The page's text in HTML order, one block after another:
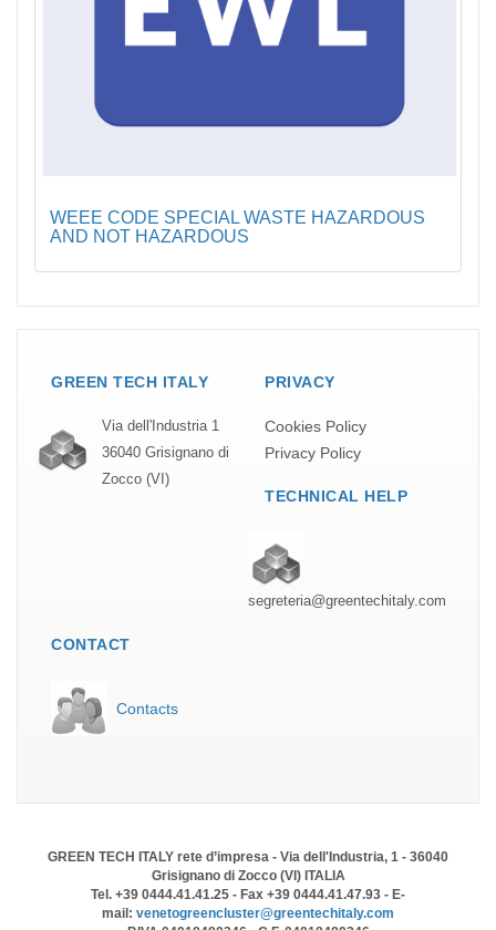
WEEE CODE SPECIAL WASTE HAZARDOUS
AND NOT HAZARDOUS
GREEN TECH ITALY
Via dell'Industria 1
36040 Grisignano di
Zocco (VI)
PRIVACY
Cookies Policy
Privacy Policy
TECHNICAL HELP
segreteria@greentechitaly.com
CONTACT
Contacts
GREEN TECH ITALY rete d’impresa - Via dell'Industria, 1 - 36040
Grisignano di Zocco (VI) ITALIA
Tel. +39 0444.41.41.25 - Fax +39 0444.41.47.93 - E-
mail: venetogreencluster@greentechitaly.com